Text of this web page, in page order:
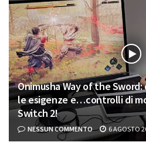
Onimusha Way of the
le esigenze e…controlli di
Switch 2!
NESSUN COMMENTO 6 AGOSTO